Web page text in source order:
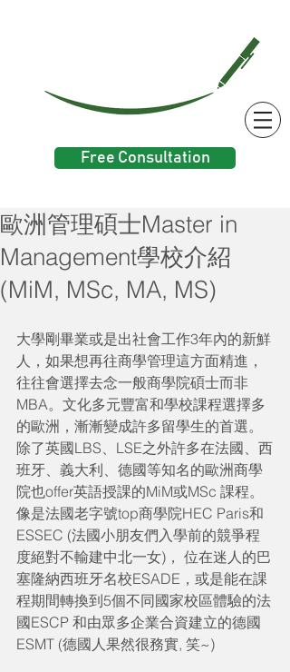
Free Consultation
歐洲管理碩士Master in
Management學校介紹
(MiM, MSc, MA, MS)
大學剛畢業或是出社會工作3年內的新鮮
人，如果想再往商學管理這方面精進，
往往會選擇去念一般商學院碩士而非
MBA。文化多元豐富和學校課程選擇多
的歐洲，漸漸變成許多留學生的首選。
除了英國LBS、LSE之外許多在法國、西
班牙、義大利、德國等知名的歐洲商學
院也offer英語授課的MiM或MSc 課程。
像是法國老字號top商學院HEC Paris和
ESSEC (法國小朋友們入學前的競爭程
度絕對不輸建中北一女)， 位在迷人的巴
塞隆納西班牙名校ESADE，或是能在課
程期間轉換到5個不同國家校區體驗的法
國ESCP 和由眾多企業合資建立的德國
ESMT (德國人果然很務實, 笑~)